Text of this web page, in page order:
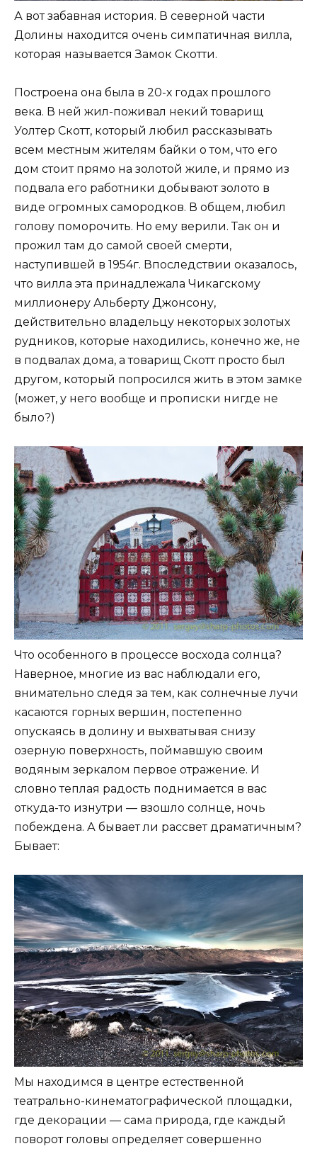
А вот забавная история. В северной части
Долины находится очень симпатичная вилла,
которая называется Замок Скотти.
Построена она была в 20-х годах прошлого
века. В ней жил-поживал некий товарищ
Уолтер Скотт, который любил рассказывать
всем местным жителям байки о том, что его
дом стоит прямо на золотой жиле, и прямо из
подвала его работники добывают золото в
виде огромных самородков. В общем, любил
голову поморочить. Но ему верили. Так он и
прожил там до самой своей смерти,
наступившей в 1954г. Впоследствии оказалось,
что вилла эта принадлежала Чикагскому
миллионеру Альберту Джонсону,
действительно владельцу некоторых золотых
рудников, которые находились, конечно же, не
в подвалах дома, а товарищ Скотт просто был
другом, который попросился жить в этом замке
(может, у него вообще и прописки нигде не
было?)
Что особенного в процессе восхода солнца?
Наверное, многие из вас наблюдали его,
внимательно следя за тем, как солнечные лучи
касаются горных вершин, постепенно
опускаясь в долину и выхватывая снизу
озерную поверхность, поймавшую своим
водяным зеркалом первое отражение. И
словно теплая радость поднимается в вас
откуда-то изнутри — взошло солнце, ночь
побеждена. А бывает ли рассвет драматичным?
Бывает:
Мы находимся в центре естественной
театрально-кинематографической площадки,
где декорации — сама природа, где каждый
поворот головы определяет совершенно